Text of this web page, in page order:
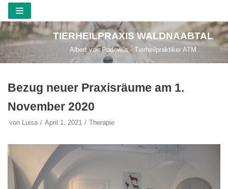
Zum
Inhalt
springen
TIERHEILPRAXIS WALDNAABTAL
Albert von Podewils - Tierheilpraktiker ATM
Bezug neuer Praxisräume am 1.
November 2020
von Luisa April 1, 2021 Therapie